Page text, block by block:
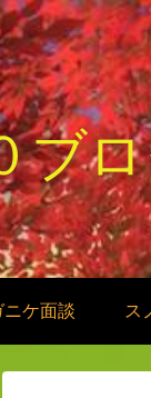
ブ
ニケ面談 ス